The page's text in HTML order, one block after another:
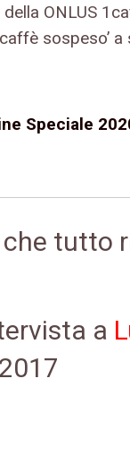
ONLUS
sospeso’
Speciale
che tutto
a